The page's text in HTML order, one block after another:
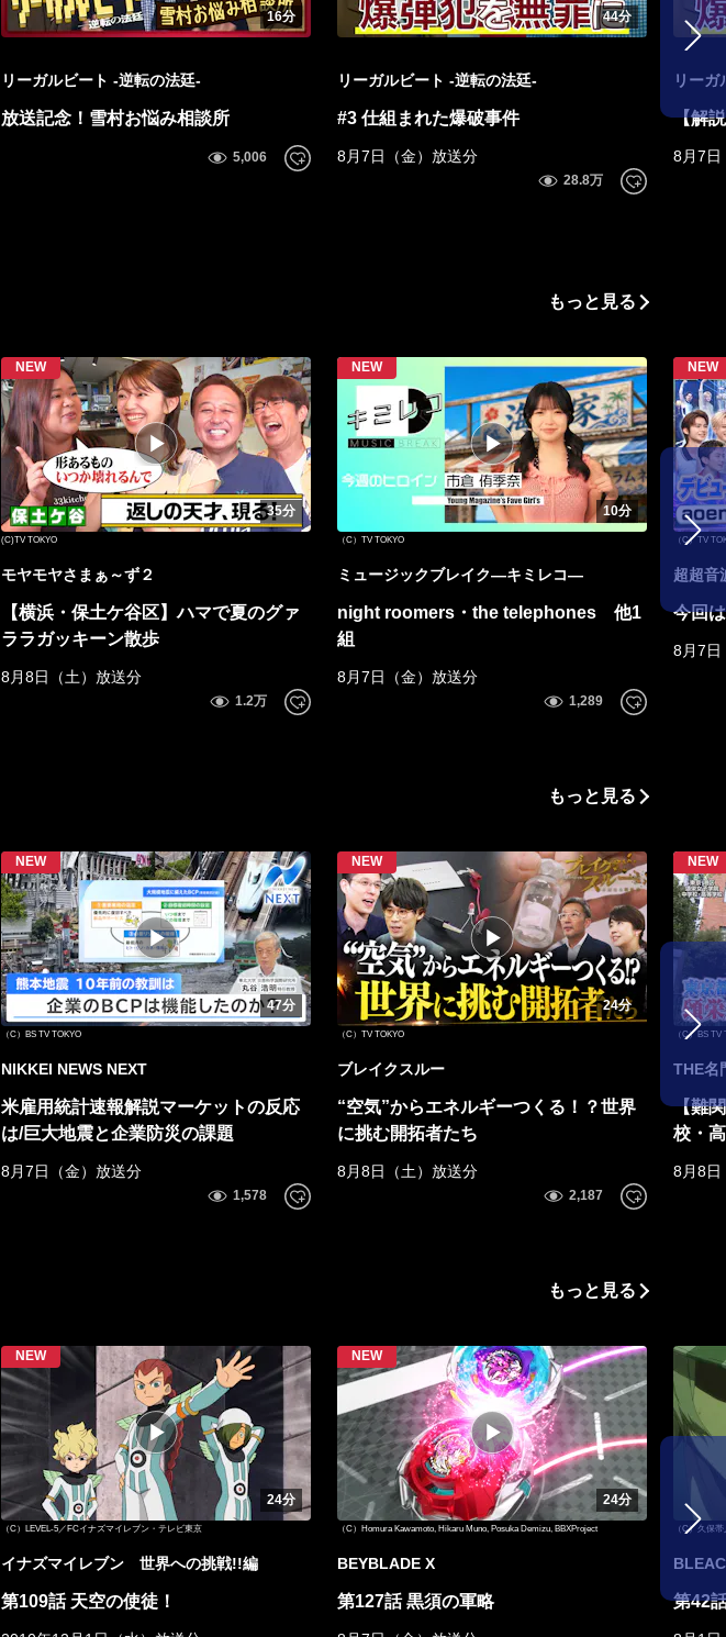
16分
リーガルビート -逆転の法廷-
放送記念！雪村お悩み相談所
44分
リーガルビート -逆転の法廷-
#3 仕組まれた爆破事件
8月7日（金）放送分
リーガ
【解
8月7日
もっと見る
35分
(C)TV TOKYO
モヤモヤさまぁ～ず２
【横浜・保土ケ谷区】ハマで夏のグァ
ララガッキーン散歩
8月8日（土）放送分
10分
（C）TV TOKYO
ミュージックブレイク―キミレコ―
night roomers・the telephones 他1
組
8月7日（金）放送分
（C）TV
超超音
今回
8月7日
もっと見る
47分
（C）BS TV TOKYO
NIKKEI NEWS NEXT
米雇用統計速報解説マーケットの反応
は/巨大地震と企業防災の課題
8月7日（金）放送分
24分
（C）TV TOKYO
ブレイクスルー
“空気”からエネルギーつくる！？世界
に挑む開拓者たち
8月8日（土）放送分
（C）BS TV
THE名
【難
校・
8月8日
もっと見る
24分
（C）LEVEL-5／FCイナズマイレブン・テレビ東京
イナズマイレブン 世界への挑戦!!編
第109話 天空の使徒！
24分
（C）Homura Kawamoto, Hikaru Muno, Posuka Demizu, BBXProject
BEYBLADE X
第127話 黒須の軍略
（C）久保
第42